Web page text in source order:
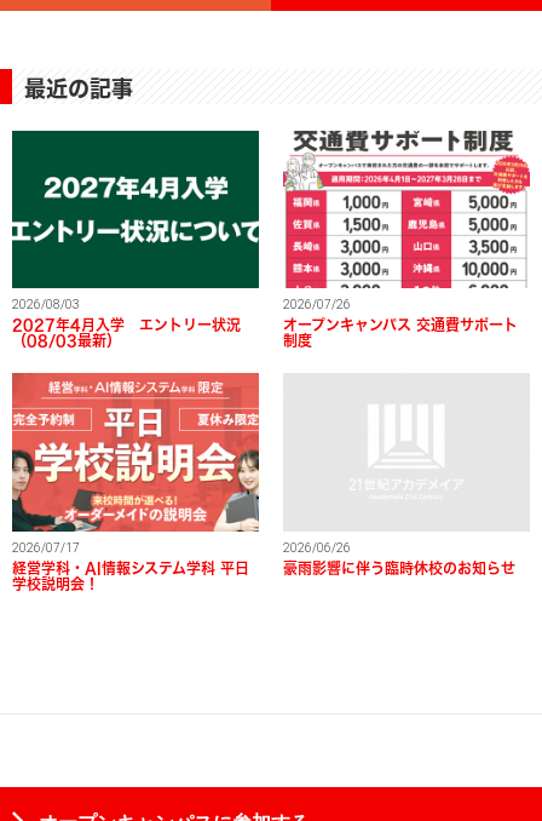
最近の記事
2026/08/03
2027年4月入学 エントリー状況
（08/03最新）
2026/07/26
オープンキャンパス 交通費サポート
制度
2026/07/17
経営学科・AI情報システム学科 平日
学校説明会！
2026/06/26
豪雨影響に伴う臨時休校のお知らせ